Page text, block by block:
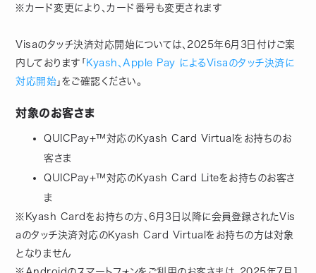
※カード変更により、カード番号も変更されます
Visaのタッチ決済対応開始については、2025年6月3日付けご案
内しております「 Kyash、Apple Pay によるVisaのタッチ決済に
対応開始 」をご確認ください。
対象のお客さま
QUICPay+™対応のKyash Card Virtualをお持ちのお
客さま
QUICPay+™対応のKyash Card Liteをお持ちのお客さ
ま
※Kyash Cardをお持ちの方、6月3日以降に会員登録されたVis
aのタッチ決済対応のKyash Card Virtualをお持ちの方は対象
となりません